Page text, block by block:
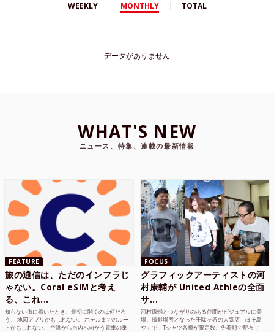
WEEKLY MONTHLY TOTAL
データがありません
WHAT'S NEW
ニュース、特集、連載の最新情報
FEATURE
旅の通信は、ただのインフラじ
ゃない。Coral eSIMと考え
る、これ...
知らない街に着いたとき、最初に開くのは何だろ
う。 地図アプリかもしれない。 ホテルまでのルー
トかもしれない。 空港から市内へ向かう電車の乗
FOCUS
グラフィックアーティストの河
村康輔が United Athleの全面
サ...
河村康輔とつながりのある仲間がビジュアルに登
場。撮影場所となった千駄ヶ谷の人気店「ほそ島
や」で、Tシャツ各種が限定数、先着順で配布 こ